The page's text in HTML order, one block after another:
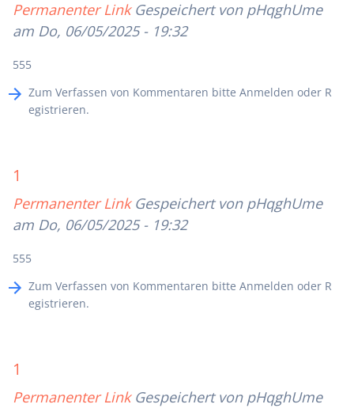
Permanenter Link Gespeichert von pHqghUme
am Do, 06/05/2025 - 19:32
555
Zum Verfassen von Kommentaren bitte Anmelden oder R
egistrieren.
1
Permanenter Link Gespeichert von pHqghUme
am Do, 06/05/2025 - 19:32
555
Zum Verfassen von Kommentaren bitte Anmelden oder R
egistrieren.
1
Permanenter Link Gespeichert von pHqghUme